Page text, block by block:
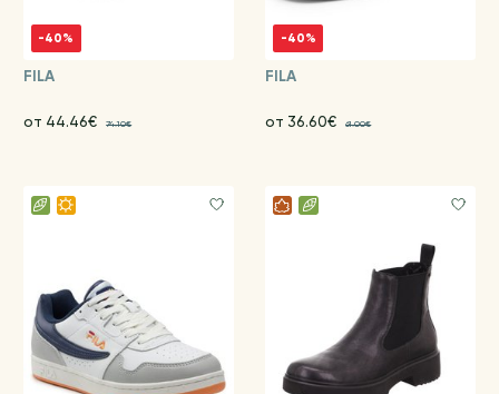
-40%
FILA
от 44.46€ 74.10€
-40%
FILA
от 36.60€ 61.00€